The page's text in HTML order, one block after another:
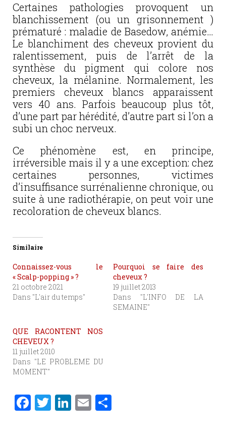
Certaines pathologies provoquent un
blanchissement (ou un grisonnement )
prématuré : maladie de Basedow, anémie…
Le blanchiment des cheveux provient du
ralentissement, puis de l’arrêt de la
synthèse du pigment qui colore nos
cheveux, la mélanine. Normalement, les
premiers cheveux blancs apparaissent
vers 40 ans. Parfois beaucoup plus tôt,
d’une part par hérédité, d’autre part si l’on a
subi un choc nerveux.
Ce phénomène est, en principe,
irréversible mais il y a une exception: chez
certaines personnes, victimes
d’insuffisance surrénalienne chronique, ou
suite à une radiothérapie, on peut voir une
recoloration de cheveux blancs.
Similaire
Connaissez-vous le
« Scalp-popping » ?
21 octobre 2021
Dans "L'air du temps"
Pourquoi se faire des
cheveux ?
19 juillet 2013
Dans "L'INFO DE LA
SEMAINE"
QUE RACONTENT NOS
CHEVEUX ?
11 juillet 2010
Dans "LE PROBLEME DU
MOMENT"
F T Li E